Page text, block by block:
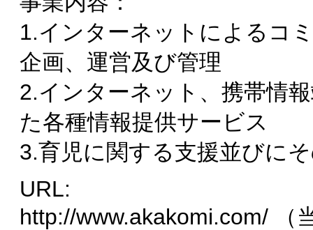
1.インターネットによるコ
企画、運営及び管理
2.インターネット、携帯情
た各種情報提供サービス
3.育児に関する支援並びに
URL:
http://www.akakomi.com/ （